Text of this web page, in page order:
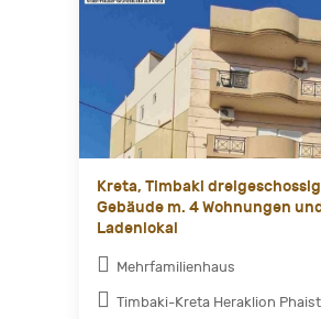
Kreta, Timbaki
Gebäude m. 4 Wohnungen
Ladenlokal
Mehrfamilienhaus
Timbaki-Kreta Heraklion